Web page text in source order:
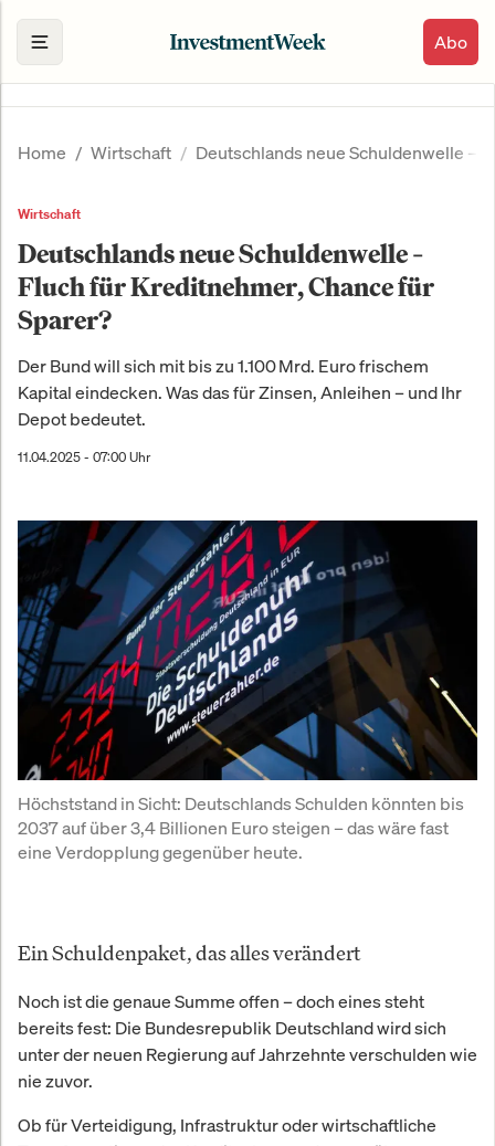
Abo
Home Wirtschaft Deutschlands neue Schuldenwelle –
Wirtschaft
Deutschlands neue Schuldenwelle –
Fluch für Kreditnehmer, Chance für
Sparer?
Der Bund will sich mit bis zu 1.100 Mrd. Euro frischem
Kapital eindecken. Was das für Zinsen, Anleihen – und Ihr
Depot bedeutet.
11.04.2025 - 07:00 Uhr
Höchststand in Sicht: Deutschlands Schulden könnten bis
2037 auf über 3,4 Billionen Euro steigen – das wäre fast
eine Verdopplung gegenüber heute.
Ein Schuldenpaket, das alles verändert
Noch ist die genaue Summe offen – doch eines steht
bereits fest: Die Bundesrepublik Deutschland wird sich
unter der neuen Regierung auf Jahrzehnte verschulden wie
nie zuvor.
Ob für Verteidigung, Infrastruktur oder wirtschaftliche